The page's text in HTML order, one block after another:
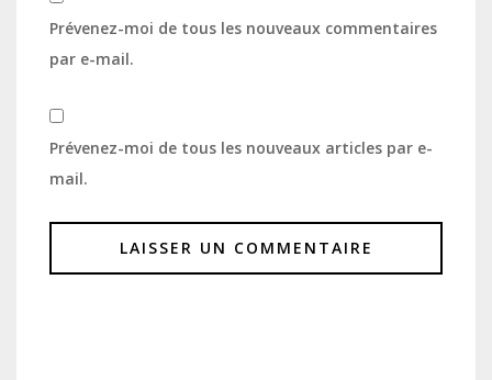
Prévenez-moi de tous les nouveaux commentaires
par e-mail.
Prévenez-moi de tous les nouveaux articles par e-
mail.